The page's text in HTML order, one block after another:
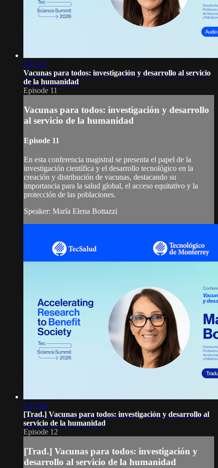
1:17:17
Vacunas para todos: investigación y desarrollo al servicio
de la humanidad
Episode 11
Vacunas para todos: investigación y desarrollo
al servicio de la humanidad
Episode 11
En esta conferencia magistral se presenta el papel de la
investigación científica y el desarrollo tecnológico en la
creación y distribución de vacunas, destacando su
importancia para la salud global, el acceso equitativo y la
protección de las poblaciones.
Speaker: María Elena Bottazzi
1:17:24
[Trad.] Vacunas para todos: investigación y desarrollo al
servicio de la humanidad
Episode 12
[Trad.] Vacunas para todos: investigación y
desarrollo al servicio de la humanidad